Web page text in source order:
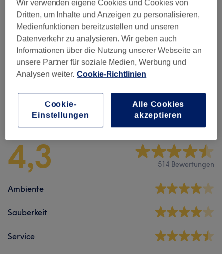
Maniküre & Pediküre (6) ab 3 €
Pulver–/Acrylsytem UV–Gel–Sytsem (1) ab 28 €
Nagelmodellage 1)
Salonbewertungen
4,3 514 Bewertungen
Ambiente
Sauberkeit
Service
Wir verwenden eigene Cookies und Cookies von
Dritten, um Inhalte und Anzeigen zu personalisieren,
Medienfunktionen bereitzustellen und unseren
Datenverkehr zu analysieren. Wir geben auch
Informationen über die Nutzung unserer Webseite an
unsere Partner für soziale Medien, Werbung und
Analysen weiter. Cookie-Richtlinien
Cookie-
Einstellungen
Alle Cookies
akzeptieren